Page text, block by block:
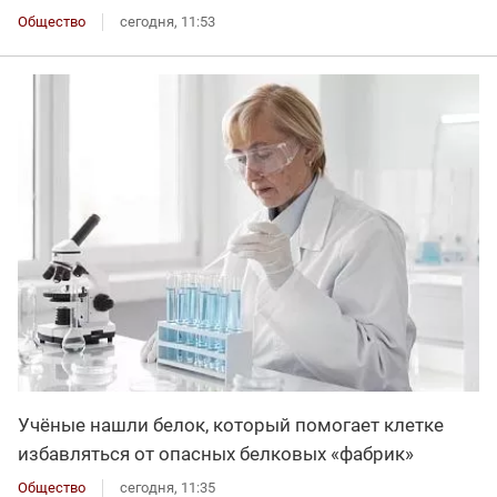
Общество сегодня, 11:53
Учёные нашли белок, который помогает клетке
избавляться от опасных белковых «фабрик»
Общество сегодня, 11:35